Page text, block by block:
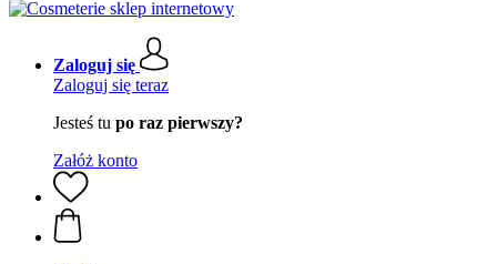
Zaloguj się
Zaloguj się teraz
Jesteś tu po raz pierwszy?
Załóż konto